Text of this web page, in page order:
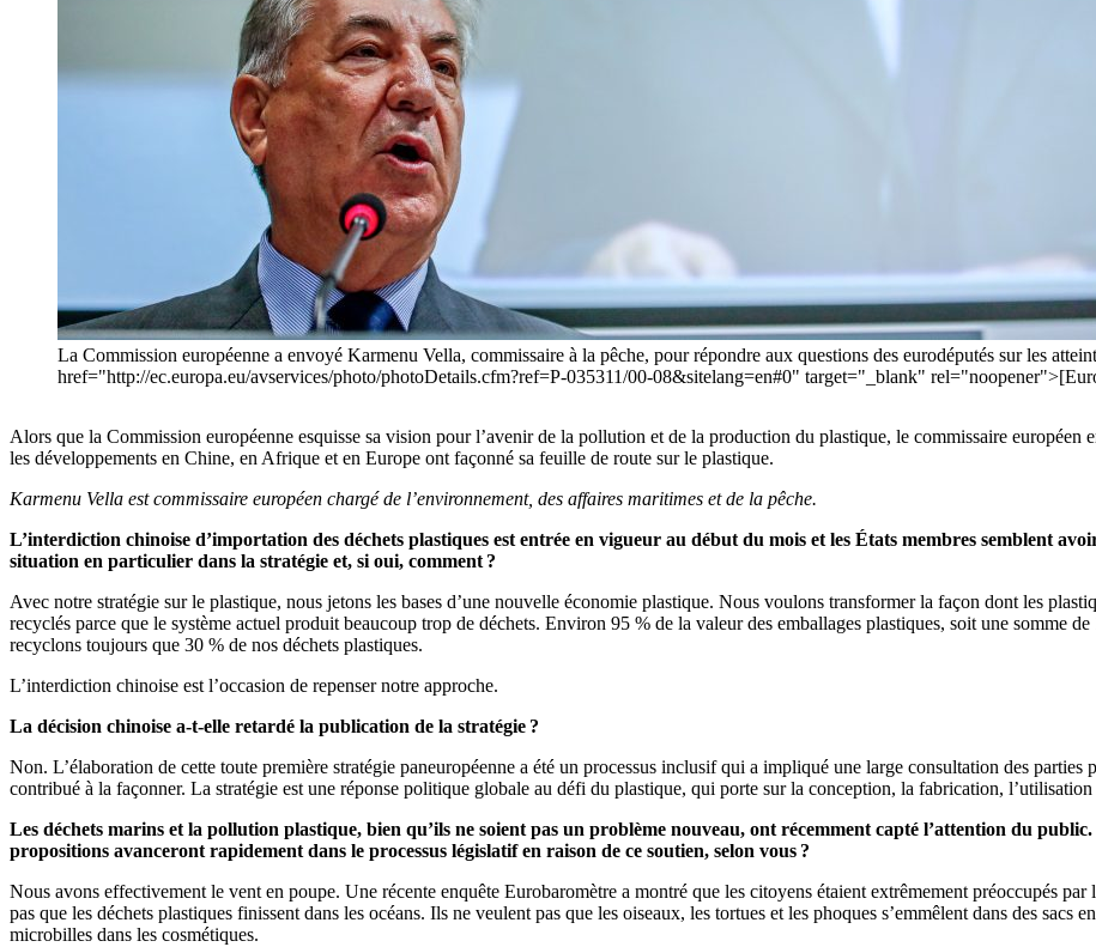
La Commission européenne a envoyé Karmenu Vella, commissaire à la pêche, pour répondre aux questions des eurodéputés sur les
href="http://ec.europa.eu/avservices/photo/photoDetails.cfm?ref=P-035311/00-08&sitelang=en#0" target="_blank"
Alors que la Commission européenne esquisse sa vision pour l’avenir de la pollution et de la production du plastique, le commissaire
les développements en Chine, en Afrique et en Europe ont façonné sa feuille de route sur le plastique.
Karmenu Vella est commissaire européen chargé de l’environnement, des affaires maritimes et de la pêche.
L’interdiction chinoise d’importation des déchets plastiques est entrée en vigueur au début du mois et les États membres semblent
situation en particulier dans la stratégie et, si oui, comment ?
Avec notre stratégie sur le plastique, nous jetons les bases d’une nouvelle économie plastique. Nous voulons transformer la façon dont les
recyclés parce que le système actuel produit beaucoup trop de déchets. Environ 95 % de la valeur des emballages plastiques, soit une somme
recyclons toujours que 30 % de nos déchets plastiques.
L’interdiction chinoise est l’occasion de repenser notre approche.
La décision chinoise a-t-elle retardé la publication de la stratégie ?
Non. L’élaboration de cette toute première stratégie paneuropéenne a été un processus inclusif qui a impliqué une large consultation des
contribué à la façonner. La stratégie est une réponse politique globale au défi du plastique, qui porte sur la conception, la fabrication,
Les déchets marins et la pollution plastique, bien qu’ils ne soient pas un problème nouveau, ont récemment capté l’attention du
propositions avanceront rapidement dans le processus législatif en raison de ce soutien, selon vous ?
Nous avons effectivement le vent en poupe. Une récente enquête Eurobaromètre a montré que les citoyens étaient extrêmement préoccupés
pas que les déchets plastiques finissent dans les océans. Ils ne veulent pas que les oiseaux, les tortues et les phoques s’emmêlent dans des
microbilles dans les cosmétiques.